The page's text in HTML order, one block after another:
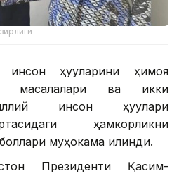
ҳуқуқларини ҳимоя
масалалари ва икки
инсон ҳуқуқлари
ҳамкорликни
муҳокама қилинди.
Президенти Қасим-